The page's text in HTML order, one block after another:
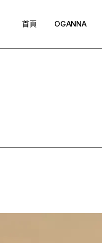
首頁 OGANNA